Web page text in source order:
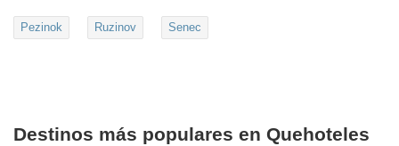
Pezinok Ruzinov Senec
Destinos más populares en Quehoteles